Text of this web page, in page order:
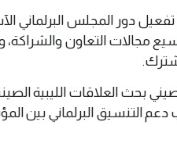
دور المجلس البرلماني
مجالات التعاون
بحث العلاقات الليبية
دعم التنسيق البرلماني بين